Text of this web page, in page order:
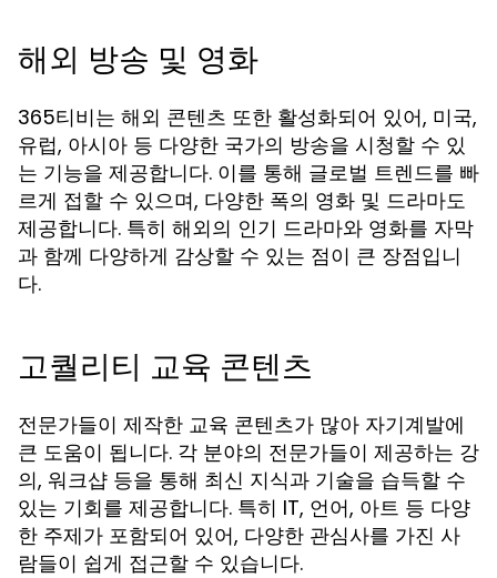
해외 방송 및 영화
365티비는 해외 콘텐츠 또한 활성화되어 있어, 미국,
유럽, 아시아 등 다양한 국가의 방송을 시청할 수 있
는 기능을 제공합니다. 이를 통해 글로벌 트렌드를 빠
르게 접할 수 있으며, 다양한 폭의 영화 및 드라마도
제공합니다. 특히 해외의 인기 드라마와 영화를 자막
과 함께 다양하게 감상할 수 있는 점이 큰 장점입니
다.
고퀄리티 교육 콘텐츠
전문가들이 제작한 교육 콘텐츠가 많아 자기계발에
큰 도움이 됩니다. 각 분야의 전문가들이 제공하는 강
의, 워크샵 등을 통해 최신 지식과 기술을 습득할 수
있는 기회를 제공합니다. 특히 IT, 언어, 아트 등 다양
한 주제가 포함되어 있어, 다양한 관심사를 가진 사
람들이 쉽게 접근할 수 있습니다.